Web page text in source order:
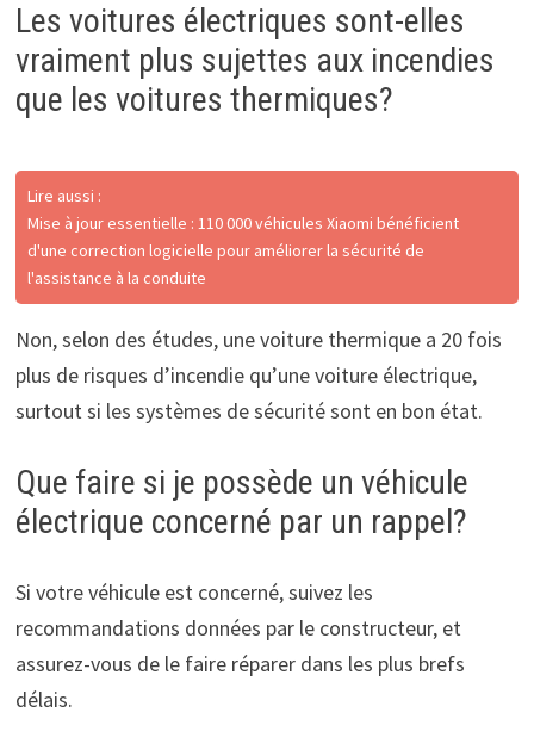
Les voitures électriques sont-elles
vraiment plus sujettes aux incendies
que les voitures thermiques?
Lire aussi :
Mise à jour essentielle : 110 000 véhicules Xiaomi bénéficient
d'une correction logicielle pour améliorer la sécurité de
l'assistance à la conduite
Non, selon des études, une voiture thermique a 20 fois
plus de risques d’incendie qu’une voiture électrique,
surtout si les systèmes de sécurité sont en bon état.
Que faire si je possède un véhicule
électrique concerné par un rappel?
Si votre véhicule est concerné, suivez les
recommandations données par le constructeur, et
assurez-vous de le faire réparer dans les plus brefs
délais.